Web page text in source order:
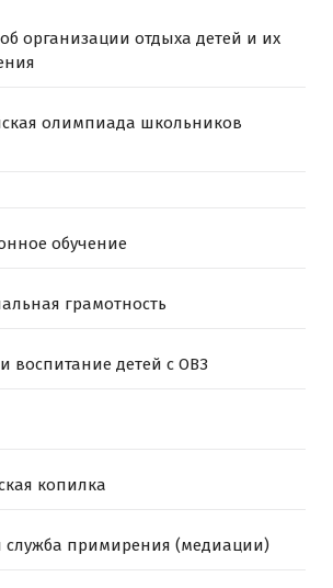
организации отдыха детей и их
олимпиада школьников
обучение
грамотность
воспитание детей с ОВЗ
копилка
служба примирения (медиации)